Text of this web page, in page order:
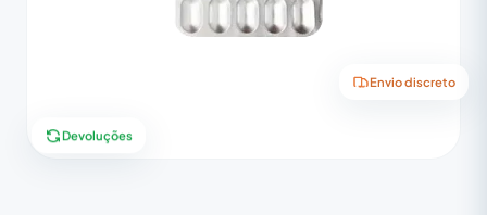
Envio discreto
Devoluções